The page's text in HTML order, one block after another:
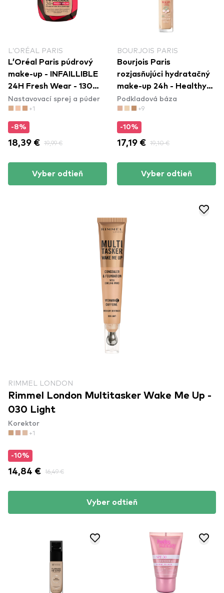
L’ORÉAL PARIS
L’Oréal Paris púdrový
make-up - INFAILLIBLE
24H Fresh Wear - 130
True Beige
Nastavovací sprej a púder
+1
-8%
18,39 € 19,99 €
Vyber odtieň
BOURJOIS PARIS
Bourjois Paris
rozjasňujúci hydratačný
make-up 24h - Healthy
Mix Clean Foundation -
51W Light Vanilla
Podkladová báza
+9
-10%
17,19 € 19,10 €
Vyber odtieň
RIMMEL LONDON
Rimmel London Multitasker Wake Me Up -
030 Light
Korektor
+1
-10%
14,84 € 16,49 €
Vyber odtieň